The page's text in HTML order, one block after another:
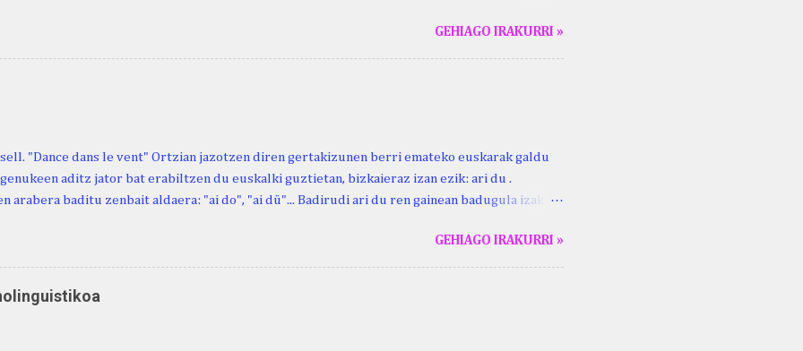
berri. "Leizarraga egun" izeneko omenaldia antolatu dute. Hauxe duzue Kristinari Henri
programa: - 15.00 Ongi etorria (herriko jantegian). - Henrike Knörr: Leizarraga-
GEHIAGO IRAKURRI »
"Dance dans le vent" Ortzian jazotzen diren gertakizunen berri emateko euskarak galdu
aditz jator bat erabiltzen du euskalki guztietan, bizkaieraz izan ezik: ari du .
arabera baditu zenbait aldaera: "ai do", "ai dü"... Badirudi ari du ren gainean badugula izaki
ari du. (Euria). Mujika Josefa Martina . Neronek or-emen entzunak. Lodi ari du: ebi (euri)
Oñatibia Manuel . Bible Saindua. (Duvoisin). 1859. Ebiya bizitzen ari du .... Mujika Josefa
Neronek or-emen entzunak. Gexala ari du ... Ebi maxkala . (Ebi indar gutxikoa). Mujika Josefa
or-emen entzunak. Euri txe au da okerrena... Ezerez bezela ari du , ta sartzen da
GEHIAGO IRAKURRI »